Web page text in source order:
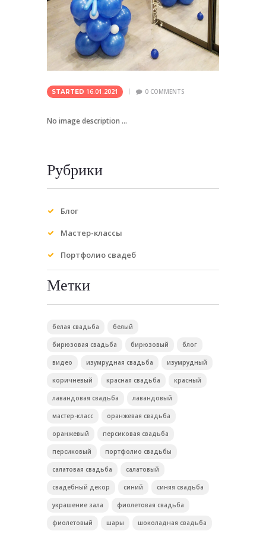
STARTED 16.01.2021 0COMMENTS
No image description ...
Рубрики
Блог
Мастер-классы
Портфолио свадеб
Метки
белая свадьба белый
бирюзовая свадьба бирюзовый блог
видео изумрудная свадьба изумрудный
коричневый красная свадьба красный
лавандовая свадьба лавандовый
мастер-класс оранжевая свадьба
оранжевый персиковая свадьба
персиковый портфолио свадьбы
салатовая свадьба салатовый
свадебный декор синий синяя свадьба
украшение зала фиолетовая свадьба
фиолетовый шары шоколадная свадьба